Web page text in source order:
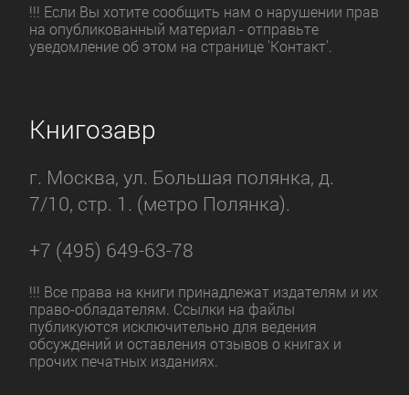
!!! Если Вы хотите сообщить нам о нарушении прав
на опубликованный материал - отправьте
уведомление об этом на странице 'Контакт'.
Книгозавр
г. Москва, ул. Большая полянка, д.
7/10, стр. 1. (метро Полянка).
+7 (495) 649-63-78
!!! Все права на книги принадлежат издателям и их
право-обладателям. Ссылки на файлы
публикуются исключительно для ведения
обсуждений и оставления отзывов о книгах и
прочих печатных изданиях.